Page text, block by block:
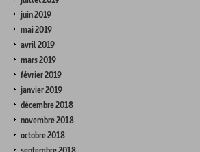
juin 2019
mai 2019
avril 2019
mars 2019
février 2019
janvier 2019
décembre 2018
novembre 2018
octobre 2018